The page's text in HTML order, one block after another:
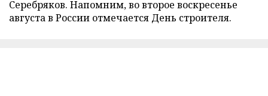
Серебряков. Напомним, во второе воскресенье
августа в России отмечается День строителя.